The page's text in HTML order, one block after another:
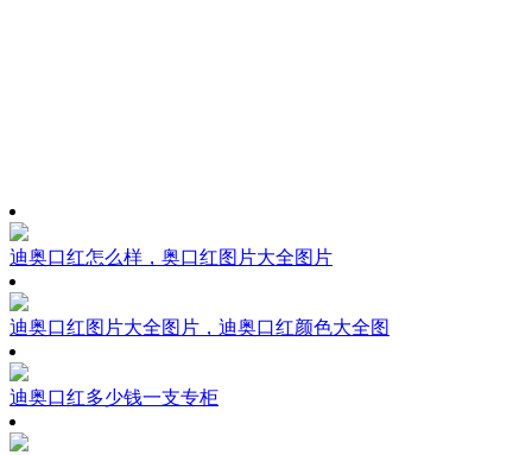
迪奥口红怎么样，奥口红图片大全图片
迪奥口红图片大全图片，迪奥口红颜色大全图
迪奥口红多少钱一支专柜